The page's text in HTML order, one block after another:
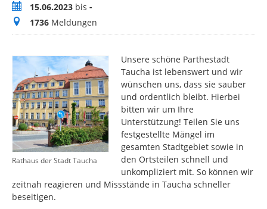
Zeitraum15.06.2023 bis -
Meldungen
1736 Meldungen
Rathaus der Stadt Taucha
Unsere schöne Parthestadt
Taucha ist lebenswert und wir
wünschen uns, dass sie sauber
und ordentlich bleibt. Hierbei
bitten wir um Ihre
Unterstützung! Teilen Sie uns
festgestellte Mängel im
gesamten Stadtgebiet sowie in
den Ortsteilen schnell und
unkompliziert mit. So können wir
zeitnah reagieren und Missstände in Taucha schneller
beseitigen.